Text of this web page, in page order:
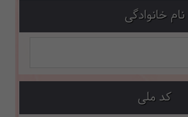
نام خانوادگی
کد ملی